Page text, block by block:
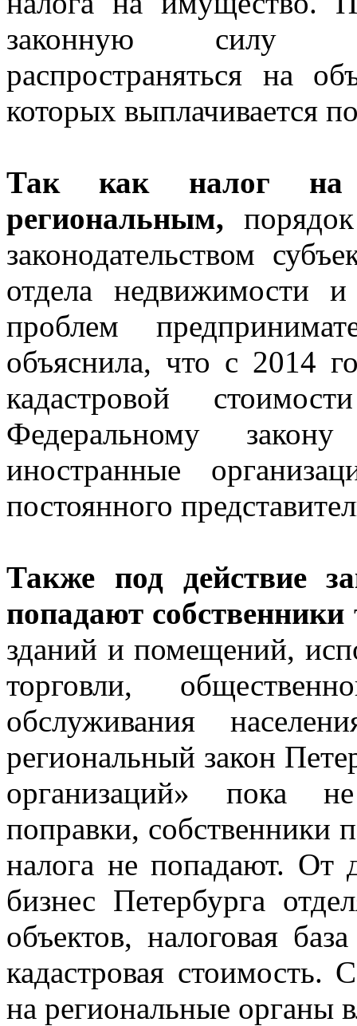
законную силу
распространяться на
которых выплачивается
Так как налог на
региональным,
законодательством
отдела недвижимости
проблем
объяснила, что с 2014
кадастровой
Федеральному
иностранные
постоянного
Также под действие
попадают собственники
зданий и помещений,
торговли,
обслуживания
региональный закон
организаций» пока
поправки, собственники
налога не попадают. От
бизнес Петербурга
объектов, налоговая
кадастровая стоимость.
на региональные органы